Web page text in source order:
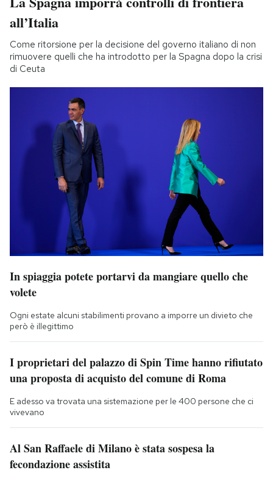
all’Italia
Come ritorsione per la decisione del governo italiano di non
rimuovere quelli che ha introdotto per la Spagna dopo la crisi
di Ceuta
In spiaggia potete portarvi da mangiare quello che
volete
Ogni estate alcuni stabilimenti provano a imporre un divieto che
però è illegittimo
I proprietari del palazzo di Spin Time hanno rifiutato
una proposta di acquisto del comune di Roma
E adesso va trovata una sistemazione per le 400 persone che ci
vivevano
Al San Raffaele di Milano è stata sospesa la
fecondazione assistita